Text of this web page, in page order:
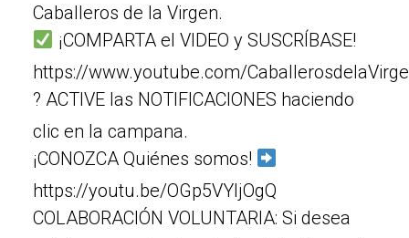
Caballeros de la Virgen.
¡COMPARTA el VIDEO y SUSCRÍBASE!
https://www.youtube.com/
? ACTIVE las NOTIFICACIONES haciendo
clic en la campana.
¡CONOZCA Quiénes somos!
https://youtu.be/OGp5VYljOgQ
COLABORACIÓN VOLUNTARIA: Si desea